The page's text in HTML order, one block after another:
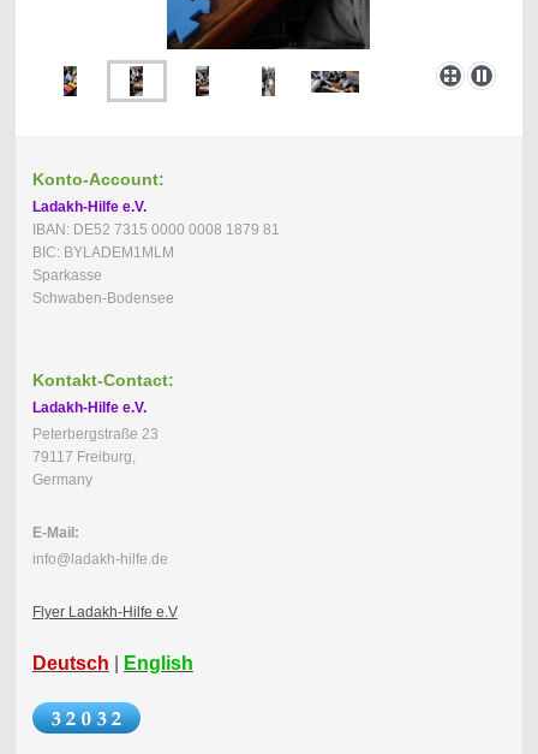
Konto-Account:
Ladakh-Hilfe e.V.
IBAN: DE52 7315 0000 0008 1879 81
BIC: BYLADEM1MLM
Sparkasse
Schwaben-Bodensee
Kontakt-Contact:
Ladakh-Hilfe e.V.
Peterbergstraße 23
79117 Freiburg,
Germany
E-Mail:
info@ladakh-hilfe.de
Flyer Ladakh-Hilfe e.V
Deutsch English